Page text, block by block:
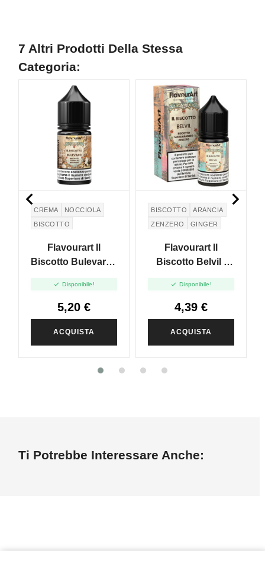
7 Altri Prodotti Della Stessa
Categoria:
CREMA
NOCCIOLA
BISCOTTO
Flavourart Il
Biscotto Bulevard -
 Disponibile!
5,20 €
ACQUISTA
BISCOTTO
ARANCIA
ZENZERO
GINGER
Flavourart Il
Biscotto Belvil -
 Disponibile!
4,39 €
ACQUISTA
 
Ti Potrebbe Interessare Anche: